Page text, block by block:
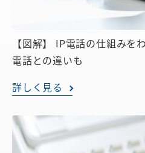
【図解】 IP電話の仕組みを
電話との違いも
詳しく見る